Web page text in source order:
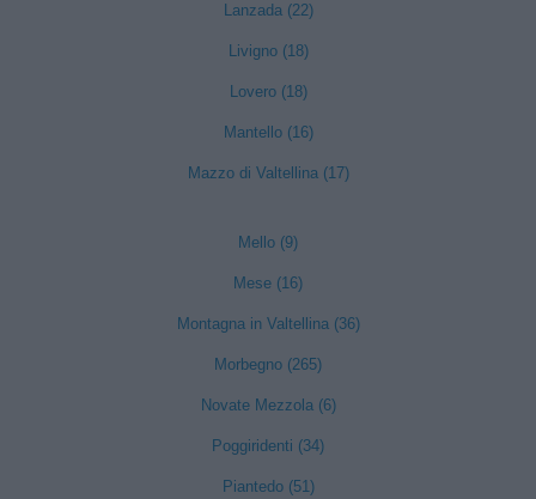
Lanzada (22)
Livigno (18)
Lovero (18)
Mantello (16)
Mazzo di Valtellina (17)
Mello (9)
Mese (16)
Montagna in Valtellina (36)
Morbegno (265)
Novate Mezzola (6)
Poggiridenti (34)
Piantedo (51)